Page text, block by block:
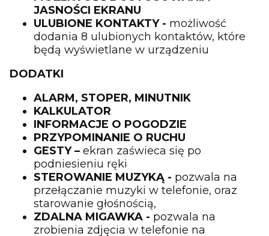
JASNOŚCI EKRANU
ULUBIONE KONTAKTY - możliwość
dodania 8 ulubionych kontaktów, które
będą wyświetlane w urządzeniu
DODATKI
ALARM, STOPER, MINUTNIK
KALKULATOR
INFORMACJE O POGODZIE
PRZYPOMINANIE O RUCHU
GESTY – ekran zaświeca się po
podniesieniu ręki
STEROWANIE MUZYKĄ - pozwala na
przełączanie muzyki w telefonie, oraz
starowanie głośnością,
ZDALNA MIGAWKA - pozwala na
zrobienia zdjęcia w telefonie na